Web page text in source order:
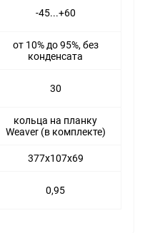
-45...+60
от 10% до 95%, без
конденсата
30
кольца на планку
Weaver (в комплекте)
377x107x69
0,95